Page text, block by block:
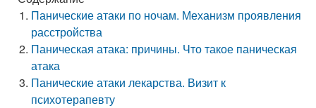
Панические атаки по ночам. Механизм проявления
расстройства
Паническая атака: причины. Что такое паническая
атака
Панические атаки лекарства. Визит к
психотерапевту